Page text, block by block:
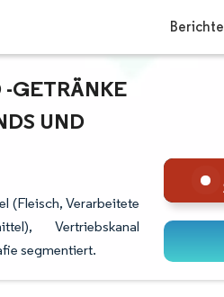
Berichte
-GETRÄNKE
UND P
(Fleisch, Verarbeitete
Vertriebskanal
segmentiert.